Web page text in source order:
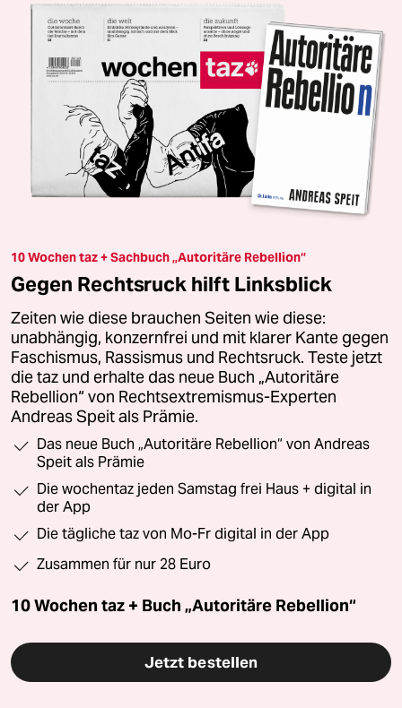
10 Wochen taz + Sachbuch „Autoritäre Rebellion“
Gegen Rechtsruck hilft Linksblick
Zeiten wie diese brauchen Seiten wie diese:
unabhängig, konzernfrei und mit klarer Kante gegen
Faschismus, Rassismus und Rechtsruck. Teste jetzt
die taz und erhalte das neue Buch „Autoritäre
Rebellion“ von Rechtsextremismus-Experten
Andreas Speit als Prämie.
Das neue Buch „Autoritäre Rebellion“ von Andreas
Speit als Prämie
Die wochentaz jeden Samstag frei Haus + digital in
der App
Die tägliche taz von Mo-Fr digital in der App
Zusammen für nur 28 Euro
10 Wochen taz + Buch „Autoritäre Rebellion“
Jetzt bestellen